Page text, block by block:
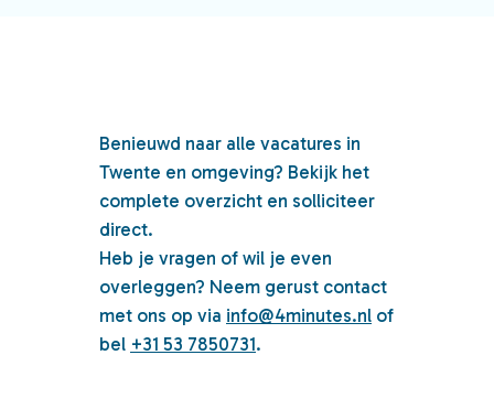
Benieuwd naar alle vacatures in
Twente en omgeving? Bekijk het
complete overzicht en solliciteer
direct.
Heb je vragen of wil je even
overleggen? Neem gerust contact
met ons op via info@4minutes.nl of
bel +31 53 7850731.